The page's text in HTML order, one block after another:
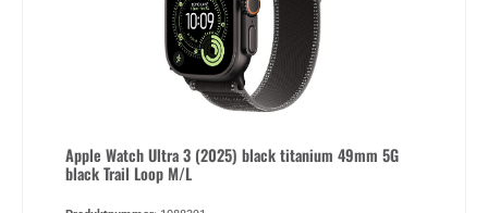
Apple Watch Ultra 3 (2025) black titanium 49mm 5G
black Trail Loop M/L